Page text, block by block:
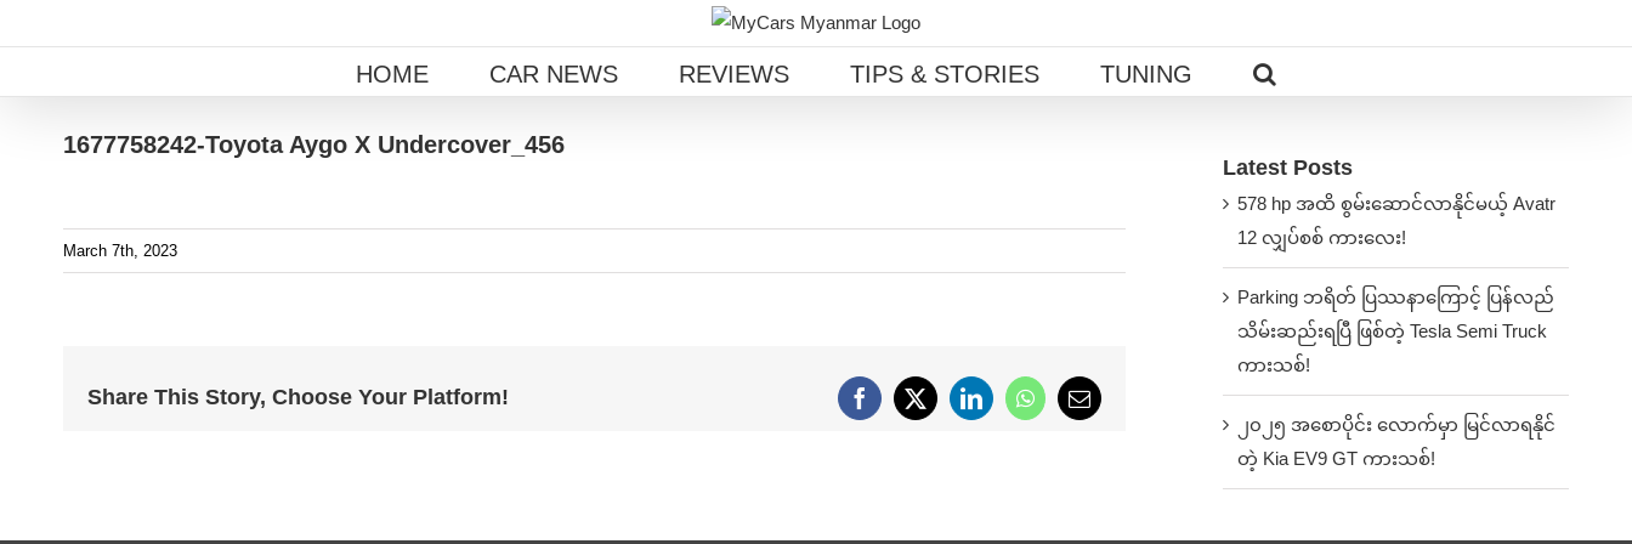
to
HOME CAR NEWS REVIEWS TIPS & STORIES TUNING
1677758242-Toyota Aygo X Undercover_456
March 7th, 2023
Share This Story, Choose Your Platform! Facebook
X LinkedInWhatsApp
Email
Latest Posts
578 hp အထိ စွမ်းဆောင်လာနိုင်မယ့် Avatr
12 လျှပ်စစ် ကားလေး!
Parking ဘရိတ် ပြဿနာကြောင့် ပြန်လည်
သိမ်းဆည်းရပြီ ဖြစ်တဲ့ Tesla Semi Truck
ကားသစ်!
၂၀၂၅ အစောပိုင်း လောက်မှာ မြင်လာရနိုင်
တဲ့ Kia EV9 GT ကားသစ်!